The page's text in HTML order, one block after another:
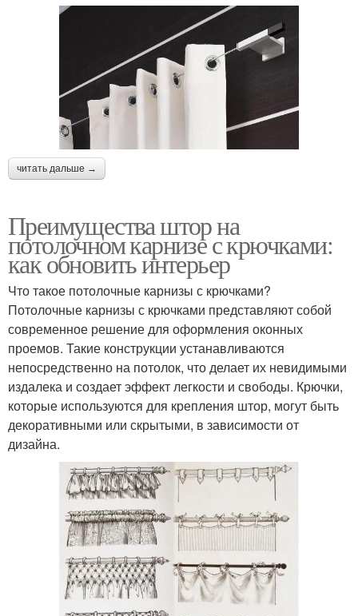
читать дальше →
Преимущества штор на
потолочном карнизе с крючками:
как обновить интерьер
Что такое потолочные карнизы с крючками?
Потолочные карнизы с крючками представляют собой
современное решение для оформления оконных
проемов. Такие конструкции устанавливаются
непосредственно на потолок, что делает их невидимыми
издалека и создает эффект легкости и свободы. Крючки,
которые используются для крепления штор, могут быть
декоративными или скрытыми, в зависимости от
дизайна.